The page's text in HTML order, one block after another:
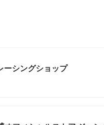
ーシングショップ